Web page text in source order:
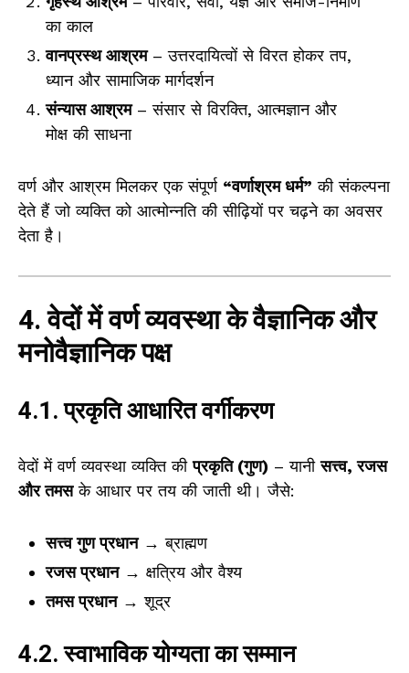
का काल
वानप्रस्थ आश्रम– उत्तरदायित्वों से विरत होकर तप,
ध्यान और सामाजिक मार्गदर्शन
संन्यास आश्रम– संसार से विरक्ति, आत्मज्ञान और
मोक्ष की साधना
वर्ण और आश्रम मिलकर एक संपूर्ण “वर्णाश्रम धर्म” की संकल्पना
देते हैं जो व्यक्ति को आत्मोन्नति की सीढ़ियों पर चढ़ने का अवसर
देता है।
4. वेदों में वर्ण व्यवस्था के वैज्ञानिक और
मनोवैज्ञानिक पक्ष
4.1. प्रकृति आधारित वर्गीकरण
वेदों में वर्ण व्यवस्था व्यक्ति कीप्रकृति (गुण) – यानीसत्त्व, रजस
और तमसके आधार पर तय की जाती थी। जैसे:
सत्त्व गुण प्रधान→ ब्राह्मण
रजस प्रधान→ क्षत्रिय और वैश्य
तमस प्रधान→ शूद्र
4.2. स्वाभाविक योग्यता का सम्मान